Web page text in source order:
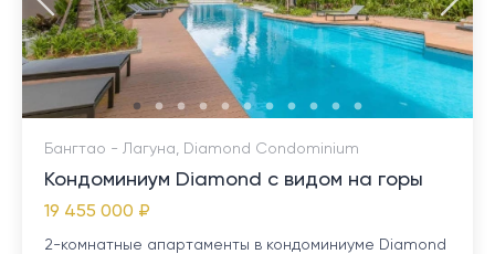
Бангтао - Лагуна, Diamond Condominium
Кондоминиум Diamond с видом на горы
19 455 000 ₽
2-комнатные апартаменты в кондоминиуме Diamond